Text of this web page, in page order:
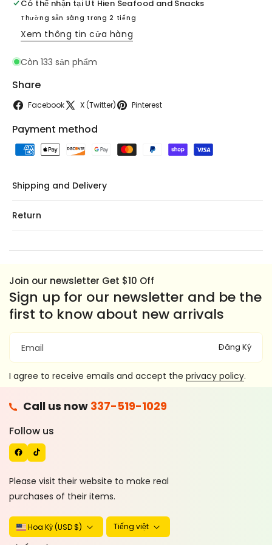
CARBONATED
11.15OZ-
box
lon
33$
CARBONATED
11.15OZ-
box
33$
Có thể nhận tại Ut Hien Seafood and Snacks
Thường sẵn sàng trong 2 tiếng
Xem thông tin cửa hàng
Còn 133 sản phẩm
Share
Facebook X (Twitter) Pinterest
Payment method
Shipping and Delivery
Return
Join our newsletter Get $10 Off
Sign up for our newsletter and be the
first to know about new arrivals
Email Đăng Ký
I agree to receive emails and accept the privacy policy.
Call us now 337-519-1029
Follow us
C
E
B
O
O
T
I
K
T
O
K
Please visit their website to make real
purchases of their items.
Hoa Kỳ (USD $) Tiếng việt